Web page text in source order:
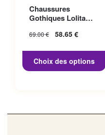
Chaussures
Gothiques Lolita
69.00€
Le prix initial
58.65 €
58.65 €.
Choix des options
variations. Les options
peuvent être choisies sur la
page du produit